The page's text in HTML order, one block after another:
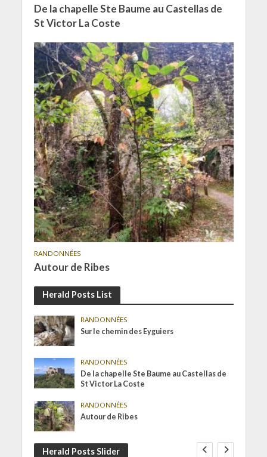
De la chapelle Ste Baume au Castellas de
St Victor La Coste
RANDONNÉES
Autour de Ribes
Herald Posts List
RANDONNÉES
Sur le chemin des Eyguiers
RANDONNÉES
De la chapelle Ste Baume au Castellas de
St Victor La Coste
RANDONNÉES
Autour de Ribes
Herald Posts Slider